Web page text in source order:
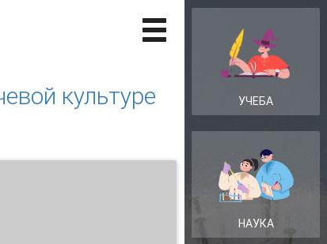
культуре
УЧЕБА
НАУКА